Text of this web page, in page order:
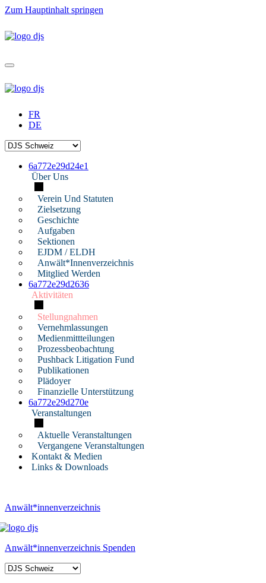
Zum Hauptinhalt springen
FR
DE
6a772e29d24e1
Über Uns
Verein Und Statuten
Zielsetzung
Geschichte
Aufgaben
Sektionen
EJDM / ELDH
Anwält*innenverzeichnis
Mitglied Werden
6a772e29d2636
Aktivitäten
Stellungnahmen
Vernehmlassungen
Medienmittteilungen
Prozessbeobachtung
Pushback Litigation Fund
Publikationen
Plädoyer
Finanzielle Unterstützung
6a772e29d270e
Veranstaltungen
Aktuelle Veranstaltungen
Vergangene Veranstaltungen
Kontakt & Medien
Links & Downloads
Anwält*innenverzeichnis
Anwält*innenverzeichnis Spenden